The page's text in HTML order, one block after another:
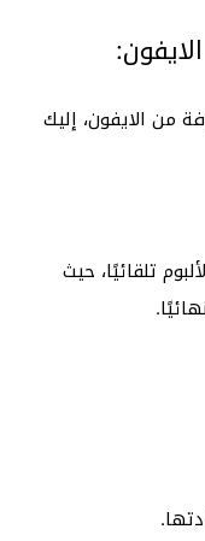
من الايفون، إليك
تلقائيًا، حيث